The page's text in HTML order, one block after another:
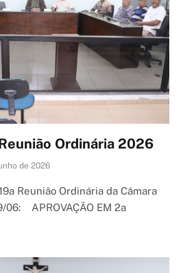
Ordinária 2026
de 2026
Reunião Ordinária da Câmara
06: APROVAÇÃO EM 2a